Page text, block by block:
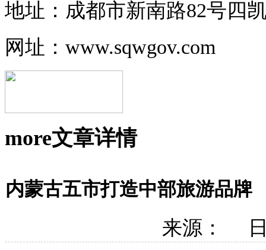
地址：成都市新南路82号四
网址：www.sqwgov.com
more文章详情
内蒙古五市打造中部旅游品牌
来源： 日